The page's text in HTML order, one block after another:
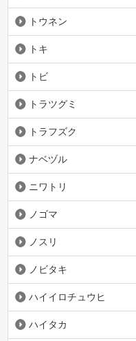
トウネン
トキ
トビ
トラツグミ
トラフズク
ナベヅル
ニワトリ
ノゴマ
ノスリ
ノビタキ
ハイイロチュウヒ
ハイタカ